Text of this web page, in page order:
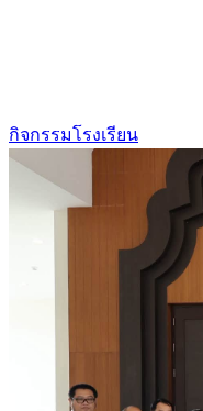
กิจกรรมโรงเรียน